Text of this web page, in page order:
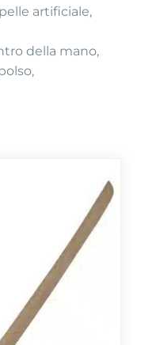
artificiale,
della mano,